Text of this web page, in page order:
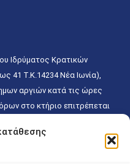
Ιδρύματος Κρατικών
41 T.K.14234 Νέα Ιωνία),
αργιών κατά τις ώρες
στο κτήριο επιτρέπεται
κανέναν χρονικό ή άλλο
στο γραφείο του